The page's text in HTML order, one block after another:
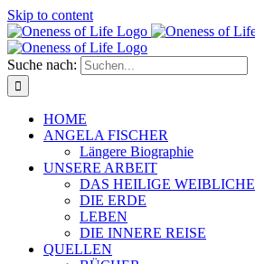
Skip to content
Suche nach:
HOME
ANGELA FISCHER
Längere Biographie
UNSERE ARBEIT
DAS HEILIGE WEIBLICHE
DIE ERDE
LEBEN
DIE INNERE REISE
QUELLEN